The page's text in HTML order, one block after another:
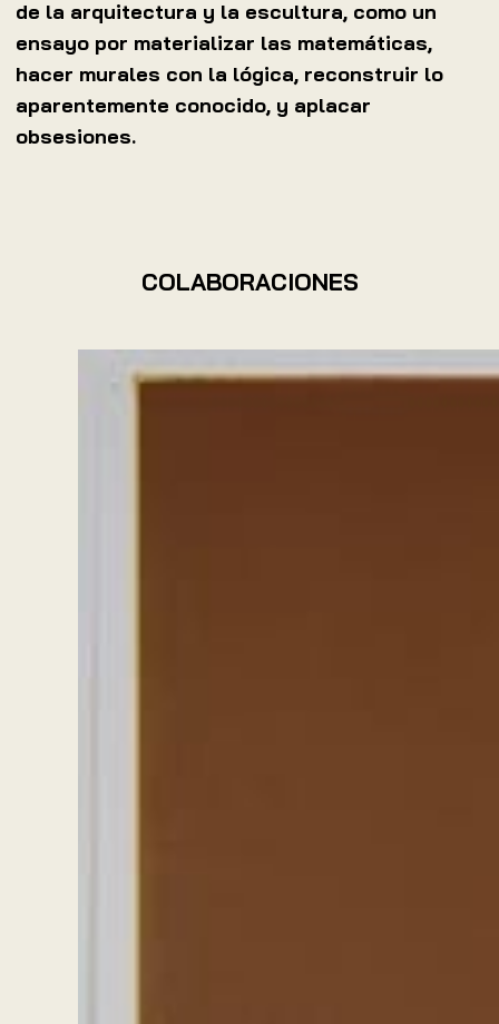
de la arquitectura y la escultura, como un
ensayo por materializar las matemáticas,
hacer murales con la lógica, reconstruir lo
aparentemente conocido, y aplacar
obsesiones.
COLABORACIONES